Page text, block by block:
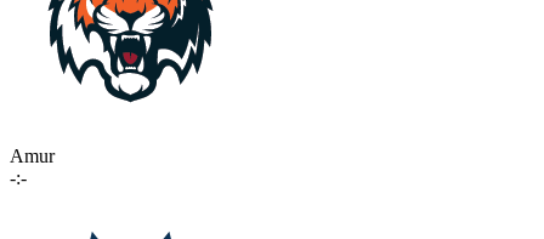
Amur
-:-